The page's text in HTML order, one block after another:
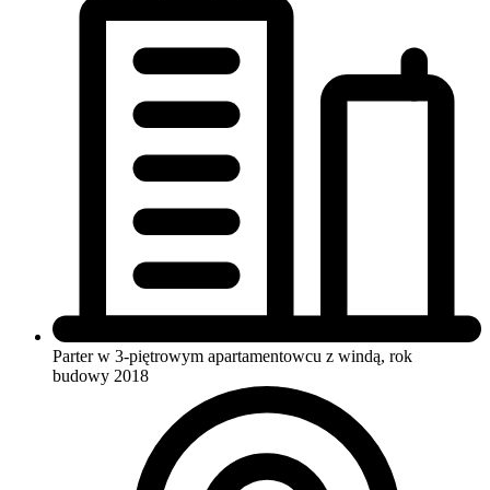
Parter w 3-piętrowym apartamentowcu z windą, rok
budowy 2018